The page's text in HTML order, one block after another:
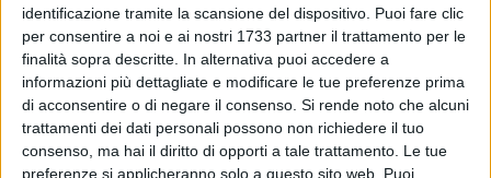
identificazione tramite la scansione del dispositivo. Puoi fare clic
per consentire a noi e ai nostri 1733 partner il trattamento per le
finalità sopra descritte. In alternativa puoi accedere a
informazioni più dettagliate e modificare le tue preferenze prima
di acconsentire o di negare il consenso. Si rende noto che alcuni
trattamenti dei dati personali possono non richiedere il tuo
consenso, ma hai il diritto di opporti a tale trattamento. Le tue
preferenze si applicheranno solo a questo sito web. Puoi
Guardia Perticare, il patrocinio della Regione Basilicata e del
Comune di Matera ed il sostegno di TotalEnergies Italia Ep.
Alla conferenza stampa sono intervenuti oltre al presidente
del Circolo La Scaletta, Franco Di Pede, il direttore artistico
del Festival, Edoardo Delle Donne, il fotografo Giorgio
Cravero, Il Sindaco e l'Assessora alla Cultura del Comune di